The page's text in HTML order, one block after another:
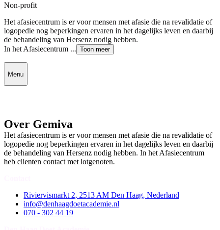
Non-profit
Het afasiecentrum is er voor mensen met afasie die na revalidatie of
logopedie nog beperkingen ervaren in het dagelijks leven en daarbij
de behandeling van Hersenz nodig hebben.
In het Afasiecentrum ... Toon meer
Menu
Over Gemiva
Het afasiecentrum is er voor mensen met afasie die na revalidatie of
logopedie nog beperkingen ervaren in het dagelijks leven en daarbij
de behandeling van Hersenz nodig hebben. In het Afasiecentrum
heb clienten contact met lotgenoten.
Riviervismarkt 2, 2513 AM Den Haag, Nederland
info@denhaagdoetacademie.nl
070 - 302 44 19